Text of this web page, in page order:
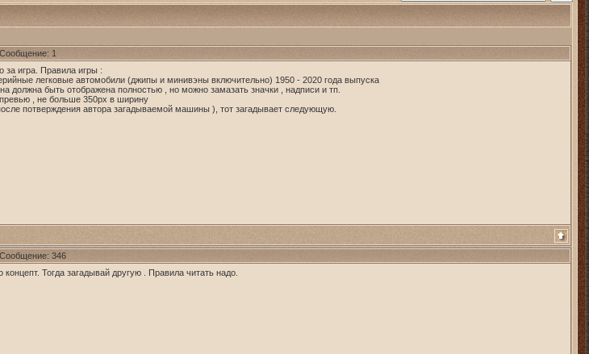
1
за игра. Правила игры :
легковые автомобили (джипы и минивэны включительно) 1950 - 2020 года выпуска
должна быть отображена полностью , но можно замазать значки , надписи и тп.
, не больше 350рх в ширину
потверждения автора загадываемой машины ), тот загадывает следующую.
346
концепт. Тогда загадывай другую . Правила читать надо.